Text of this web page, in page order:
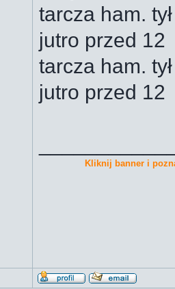
tarcza ham.
jutro przed 12
tarcza ham.
jutro przed 12
Kliknij banner i